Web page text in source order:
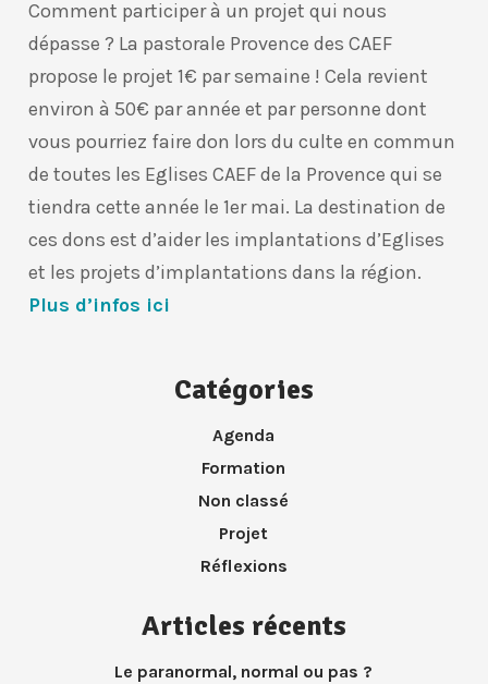
Comment participer à un projet qui nous
dépasse ? La pastorale Provence des CAEF
propose le projet 1€ par semaine ! Cela revient
environ à 50€ par année et par personne dont
vous pourriez faire don lors du culte en commun
de toutes les Eglises CAEF de la Provence qui se
tiendra cette année le 1er mai. La destination de
ces dons est d’aider les implantations d’Eglises
et les projets d’implantations dans la région.
Plus d’infos ici
Catégories
Agenda
Formation
Non classé
Projet
Réflexions
Articles récents
Le paranormal, normal ou pas ?